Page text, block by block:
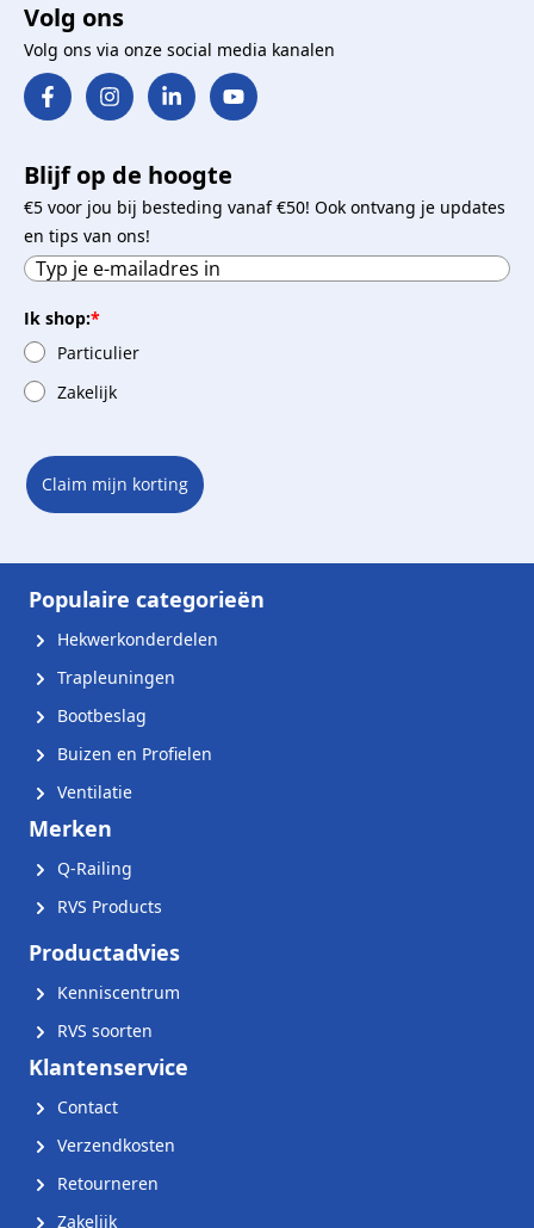
Volg ons
Volg ons via onze social media kanalen
Blijf op de hoogte
€5 voor jou bij besteding vanaf €50! Ook ontvang je updates
en tips van ons!
Ik shop:*
Particulier
Zakelijk
Claim mijn korting
Populaire categorieën
Hekwerkonderdelen
Trapleuningen
Bootbeslag
Buizen en Profielen
Ventilatie
Merken
Q-Railing
RVS Products
Productadvies
Kenniscentrum
RVS soorten
Klantenservice
Contact
Verzendkosten
Retourneren
Zakelijk